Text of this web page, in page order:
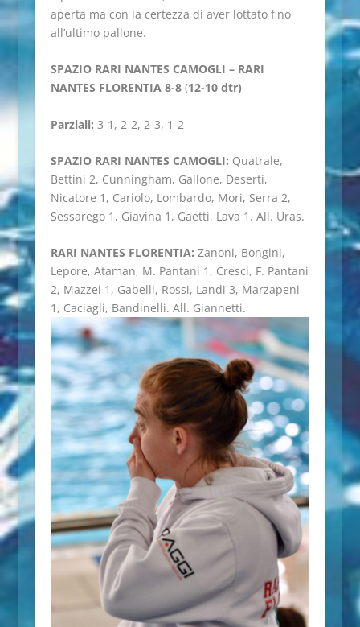
aperta ma con la certezza di aver lottato fino
all’ultimo pallone.
SPAZIO RARI NANTES CAMOGLI – RARI
NANTES FLORENTIA 8-8(12-10 dtr)
Parziali: 3-1, 2-2, 2-3, 1-2
SPAZIO RARI NANTES CAMOGLI: Quatrale,
Bettini 2, Cunningham, Gallone, Deserti,
Nicatore 1, Cariolo, Lombardo, Mori, Serra 2,
Sessarego 1, Giavina 1, Gaetti, Lava 1. All. Uras.
RARI NANTES FLORENTIA: Zanoni, Bongini,
Lepore, Ataman, M. Pantani 1, Cresci, F. Pantani
2, Mazzei 1, Gabelli, Rossi, Landi 3, Marzapeni
1, Caciagli, Bandinelli. All. Giannetti.